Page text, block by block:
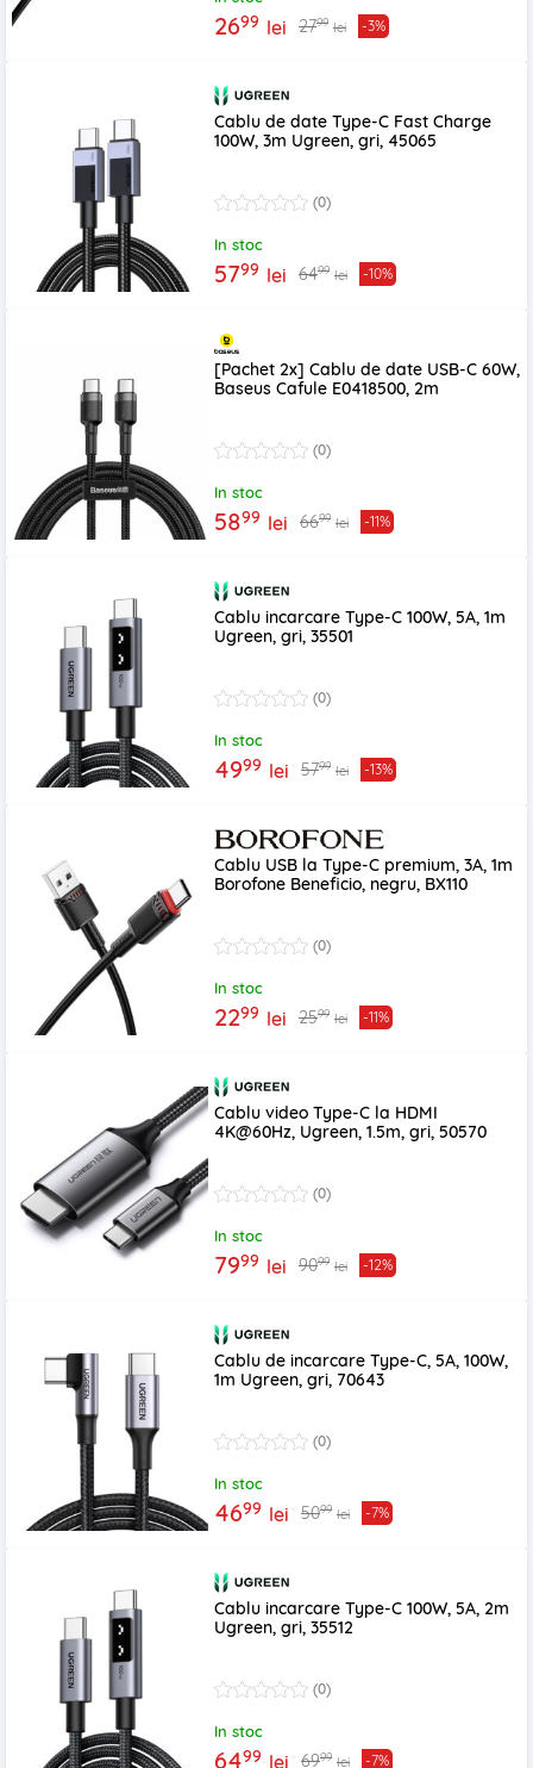
2699 lei 2799 lei -3%
Cablu de date Type-C Fast Charge
100W, 3m Ugreen, gri, 45065
(0)
In stoc
5799 lei 6499 lei -10%
[Pachet 2x] Cablu de date USB-C 60W,
Baseus Cafule E0418500, 2m
(0)
In stoc
5899 lei 6699 lei -11%
Cablu incarcare Type-C 100W, 5A, 1m
Ugreen, gri, 35501
(0)
In stoc
4999 lei 5799 lei -13%
Cablu USB la Type-C premium, 3A, 1m
Borofone Beneficio, negru, BX110
(0)
In stoc
2299 lei 2599 lei -11%
Cablu video Type-C la HDMI
4K@60Hz, Ugreen, 1.5m, gri, 50570
(0)
In stoc
7999 lei 9099 lei -12%
Cablu de incarcare Type-C, 5A, 100W,
1m Ugreen, gri, 70643
(0)
In stoc
4699 lei 5099 lei -7%
Cablu incarcare Type-C 100W, 5A, 2m
Ugreen, gri, 35512
(0)
In stoc
6499 lei 6999 lei -7%